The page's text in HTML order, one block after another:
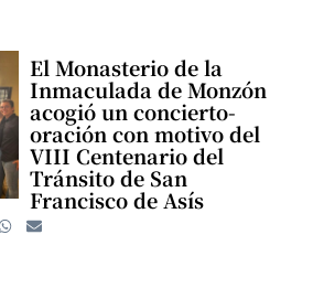
El Monasterio de la
Inmaculada de Monzón
acogió un concierto-
oración con motivo del
VIII Centenario del
Tránsito de San
Francisco de Asís